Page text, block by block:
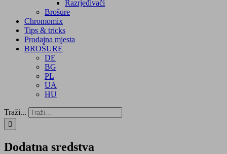
Razrjeđivači
Brošure
Chromomix
Tips & tricks
Prodajna mjesta
BROŠURE
DE
BG
PL
UA
HU
Traži...
Dodatna sredstva